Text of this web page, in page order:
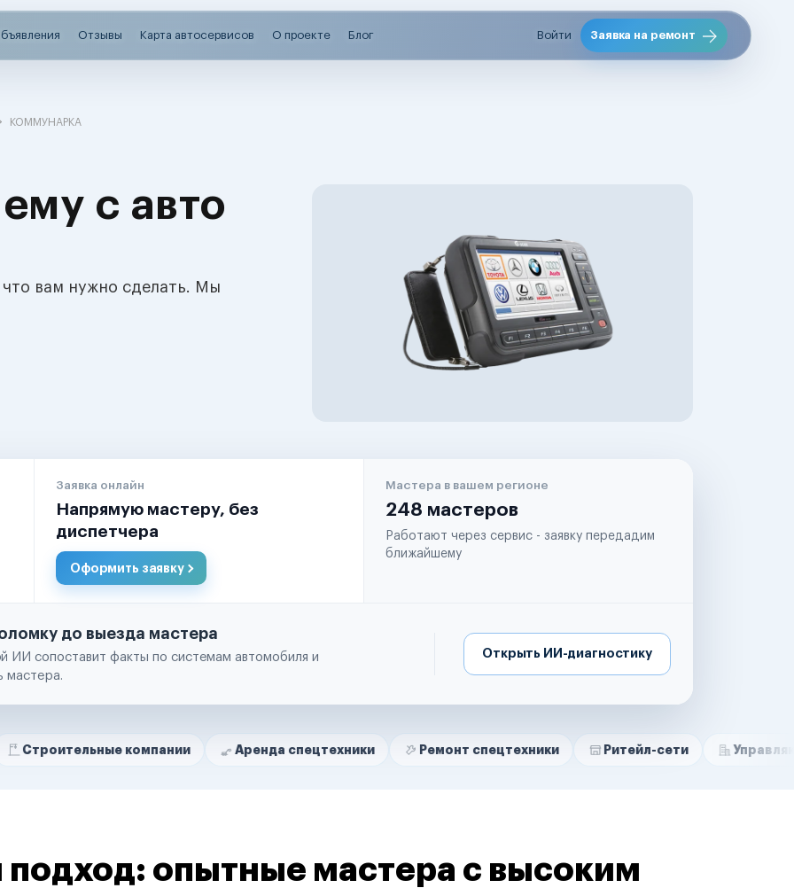
Отзывы Карта автосервисов О проекте Блог Войти Заявка на ремонт
КОММУНАРКА
с авто
вам нужно сделать. Мы
Заявка онлайн
Напрямую мастеру, без
диспетчера
Оформить заявку
Мастера в вашем регионе
248 мастеров
Работают через сервис - заявку передадим
ближайшему
до выезда мастера
ИИ сопоставит факты по системам автомобиля и
мастера.
Открыть ИИ-диагностику
компании Аренда спецтехники Ремонт спецтехники Ритейл-сети Управляющие
опытные мастера с высоким